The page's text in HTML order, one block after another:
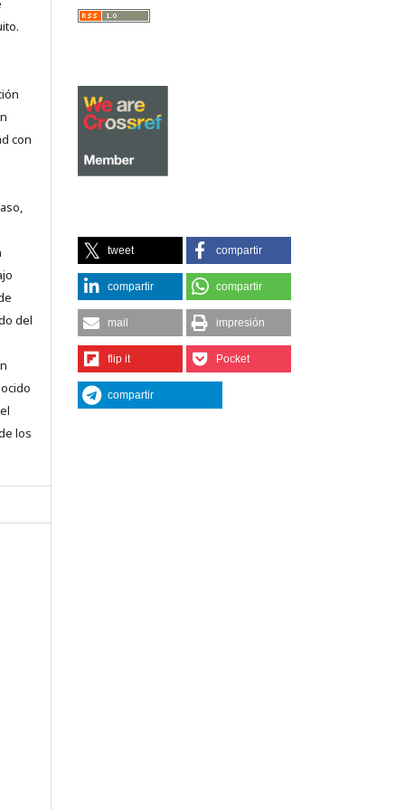
con
del
los
tweet compartir
compartir compartir
mail impresión
flip it Pocket
compartir